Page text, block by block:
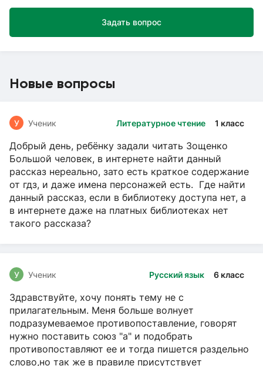
Задать вопрос
Новые вопросы
Литературное чтение 1 класс
У Ученик
Добрый день, ребёнку задали читать Зощенко
Большой человек, в интернете найти данный
рассказ нереально, зато есть краткое содержание
от гдз, и даже имена персонажей есть. Где найти
данный рассказ, если в библиотеку доступа нет, а
в интернете даже на платных библиотеках нет
такого рассказа?
Русский язык 6 класс
У Ученик
Здравствуйте, хочу понять тему не с
прилагательным. Меня больше волнует
подразумеваемое противопоставление, говорят
нужно поставить союз "а" и подобрать
противопоставляют ее и тогда пишется раздельно
слово,но так же в правиле присутствует